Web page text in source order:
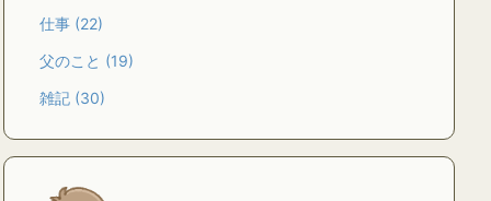
仕事 (22)
父のこと (19)
雑記 (30)